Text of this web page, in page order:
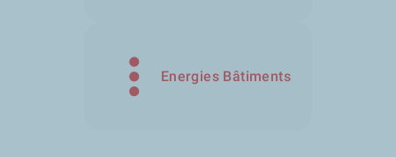
Energies Bâtiments